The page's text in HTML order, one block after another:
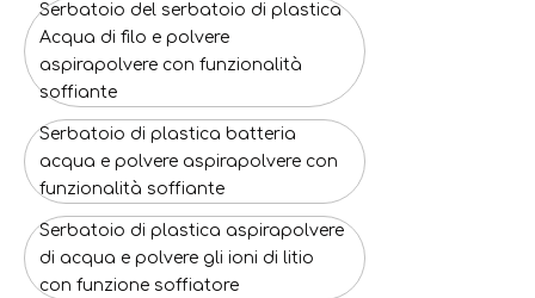
Serbatoio del serbatoio di plastica
Acqua di filo e polvere
aspirapolvere con funzionalità
soffiante
Serbatoio di plastica batteria
acqua e polvere aspirapolvere con
funzionalità soffiante
Serbatoio di plastica aspirapolvere
di acqua e polvere gli ioni di litio
con funzione soffiatore